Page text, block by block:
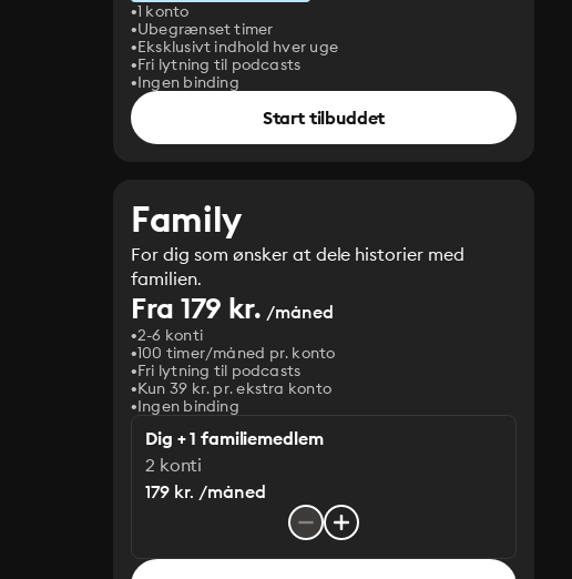
1 konto
Ubegrænset timer
Eksklusivt indhold hver uge
Fri lytning til podcasts
Ingen binding
Start tilbuddet
Family
For dig som ønsker at dele historier med
familien.
Fra 179 kr. /måned
2-6 konti
100 timer/måned pr. konto
Fri lytning til podcasts
Kun 39 kr. pr. ekstra konto
Ingen binding
Dig + 1 familiemedlem
2 konti
179 kr. /måned